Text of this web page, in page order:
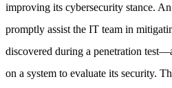
improving its cybersecurity stance.
promptly assist the IT team in
discovered during a penetration
on a system to evaluate its security.